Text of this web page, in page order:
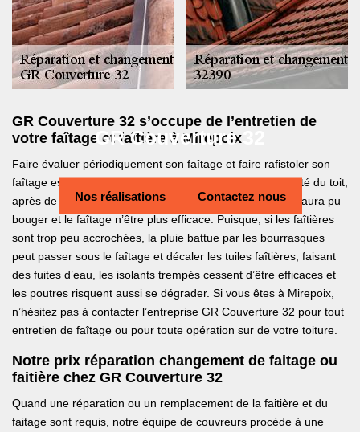
GR Couverture 32
Nos réalisations Contactez nous
GR Couverture 32 s’occupe de l’entretien de
votre faîtage et faîtière à Mirepoix
Faire évaluer périodiquement son faîtage et faire rafistoler son
faîtage est impératif si on veut s’assurer de la bonne santé du toit,
après de fortes bourrasques, de fortes averses une tuile aura pu
bouger et le faîtage n’être plus efficace. Puisque, si les faîtières
sont trop peu accrochées, la pluie battue par les bourrasques
peut passer sous le faîtage et décaler les tuiles faîtières, faisant
des fuites d’eau, les isolants trempés cessent d’être efficaces et
les poutres risquent aussi se dégrader. Si vous êtes à Mirepoix,
n’hésitez pas à contacter l’entreprise GR Couverture 32 pour tout
entretien de faîtage ou pour toute opération sur de votre toiture.
Notre prix réparation changement de faitage ou
faitière chez GR Couverture 32
Quand une réparation ou un remplacement de la faitière et du
faitage sont requis, notre équipe de couvreurs procède à une